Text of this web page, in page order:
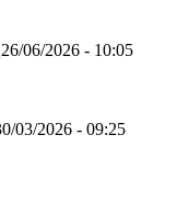
26/06/2026 - 10:05
03/2026 - 09:25